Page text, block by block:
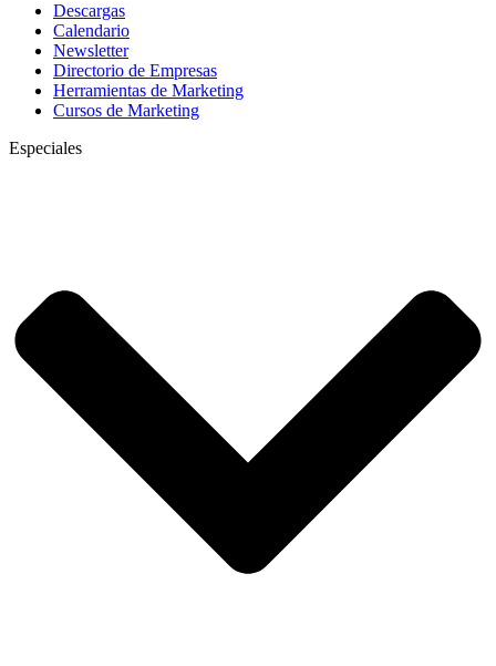
Descargas
Calendario
Newsletter
Directorio de Empresas
Herramientas de Marketing
Cursos de Marketing
Especiales